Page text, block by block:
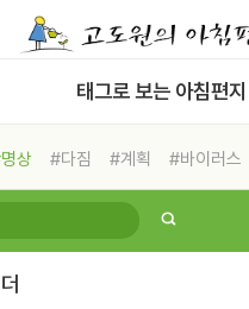
태그로 보는 아침편지
상 #다짐 #계획 #바이러스
#독서캠프 #삶
#친구 #링컨학교